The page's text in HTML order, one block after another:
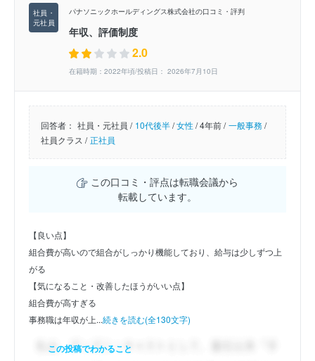
パナソニックホールディングス株式会社の口コミ・評判
年収、評価制度
2.0
在籍時期：2022年頃/投稿日： 2026年7月10日
回答者： 社員・元社員 / 10代後半/女性/4年前 / 一般事務/
社員クラス / 正社員
この口コミ・評点は転職会議から
転載しています。
【良い点】
組合費が高いので組合がしっかり機能しており、給与は少しずつ上
がる
【気になること・改善したほうがいい点】
組合費が高すぎる
事務職は年収が上...続きを読む(全130文字)
この投稿でわかること